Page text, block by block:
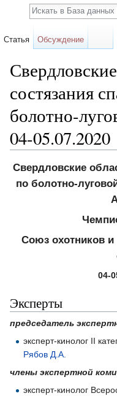
состязания
болотно-
04-05.07.2020
Свердловские
по болотно-
Союз охотников
04-
Эксперты
председатель
эксперт-кинолог II
Рябов Д.А.
члены экспертной
эксперт-кинолог
Статья Обсуждение
Поиск